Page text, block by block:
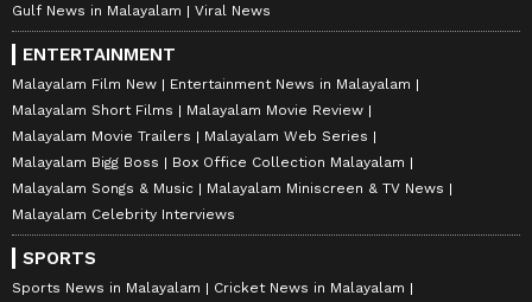
Gulf News in Malayalam
Viral News
ENTERTAINMENT
Malayalam Film New
Entertainment News in Malayalam
Malayalam Short Films
Malayalam Movie Review
Malayalam Movie Trailers
Malayalam Web Series
Malayalam Bigg Boss
Box Office Collection Malayalam
Malayalam Songs & Music
Malayalam Miniscreen & TV News
Malayalam Celebrity Interviews
SPORTS
Sports News in Malayalam
Cricket News in Malayalam